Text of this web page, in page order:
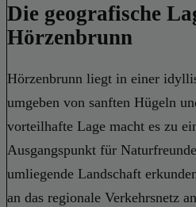
Die geografische
Hörzenbrunn
Hörzenbrunn liegt in einer
umgeben von sanften Hügeln
vorteilhafte Lage macht es zu
Ausgangspunkt für
umliegende Landschaft
an das regionale Verkehrsnetz